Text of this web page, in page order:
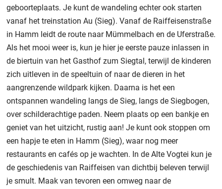
geboorteplaats. Je kunt de wandeling echter ook starten
vanaf het treinstation Au (Sieg). Vanaf de Raiffeisenstraße
in Hamm leidt de route naar Mümmelbach en de Uferstraße.
Als het mooi weer is, kun je hier je eerste pauze inlassen in
de biertuin van het Gasthof zum Siegtal, terwijl de kinderen
zich uitleven in de speeltuin of naar de dieren in het
aangrenzende wildpark kijken. Daarna is het een
ontspannen wandeling langs de Sieg, langs de Siegbogen,
over schilderachtige paden. Neem plaats op een bankje en
geniet van het uitzicht, rustig aan! Je kunt ook stoppen om
een hapje te eten in Hamm (Sieg), waar nog meer
restaurants en cafés op je wachten. In de Alte Vogtei kun je
de geschiedenis van Raiffeisen van dichtbij beleven terwijl
je smult. Maak van tevoren een omweg naar de